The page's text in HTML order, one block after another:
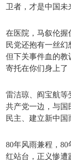
卫者，才是中国未
在医院，马叙伦握
民党还抱有一丝幻
但下关事件血的教
寄托在你们身上了
雷洁琼、阎宝航等
共产党一边，与国
民主、建立新中国
80年风雨兼程，
红站台，正义惨遭